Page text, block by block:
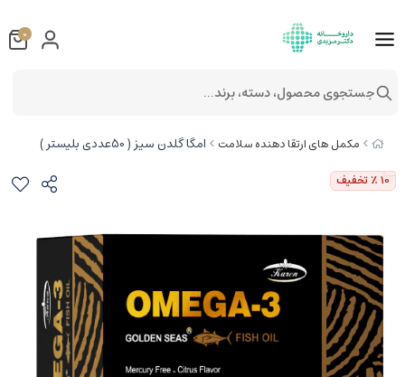
مکمل های ارتقا دهنده سلامت امگا گلدن سیز ( 50عددی بليستر )
10٪ تخفیف
0
جستجوی محصول، دسته، برند...